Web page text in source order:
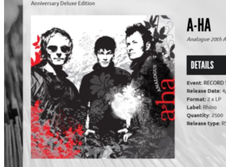
ン
販
売
に
つ
い
て